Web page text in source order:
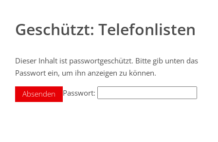
Geschützt: Telefonlisten
Dieser Inhalt ist passwortgeschützt. Bitte gib unten das
Passwort ein, um ihn anzeigen zu können.
Passwort: